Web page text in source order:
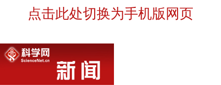
点击此处切换为手机版网页